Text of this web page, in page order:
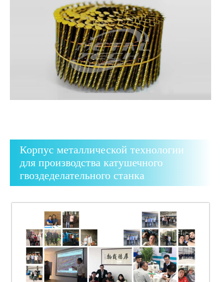
Корпус металлической технологии
для производства катушечного
гвоздеделательного станка